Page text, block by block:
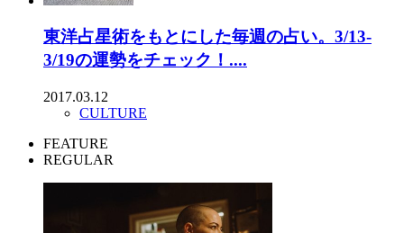
東洋占星術をもとにした毎週の占い。3/13-
3/19の運勢をチェック！....
2017.03.12
CULTURE
FEATURE
REGULAR